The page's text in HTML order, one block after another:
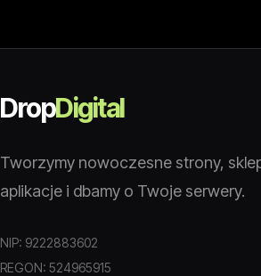
DropDigital
Tworzymy nowoczesne strony,
aplikacje i dbamy o Twoje serwery.
NIP: 9222883602
REGON: 524965915